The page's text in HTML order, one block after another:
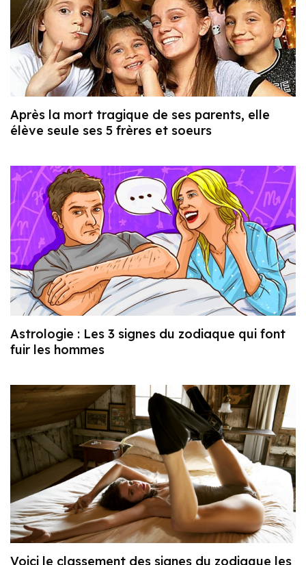
Après la mort tragique de ses parents, elle
élève seule ses 5 frères et soeurs
Astrologie : Les 3 signes du zodiaque qui font
fuir les hommes
Voici le classement des signes du zodiaque les